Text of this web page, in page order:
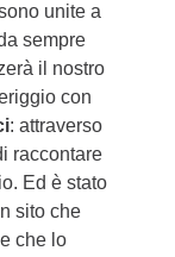
unite a
sempre
il nostro
con
: attraverso
raccontare
Ed è stato
sito che
che lo